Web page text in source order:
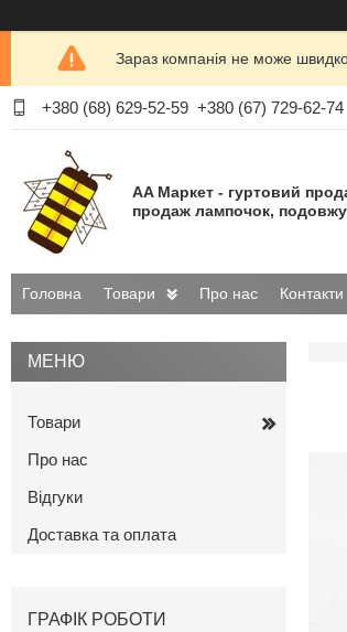
Зараз компанія не може
+380 (68) 629-52-59 +380 (67) 729-62-74
AA Маркет - гуртовий
продаж лампочок,
Головна Товари Про нас Контакти
Товари
Про нас
Відгуки
Доставка та оплата
ГРАФІК РОБОТИ